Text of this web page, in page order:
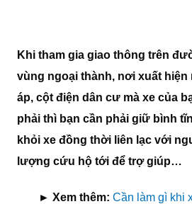
Khi tham gia giao thông trên
vùng ngoại thành, nơi xuất hiện
áp, cột điện dân cư mà xe của
phải thì bạn cần phải giữ bình
khỏi xe đồng thời liên lạc với
lượng cứu hộ tới để trợ giúp…
► Xem thêm: Cần làm gì khi